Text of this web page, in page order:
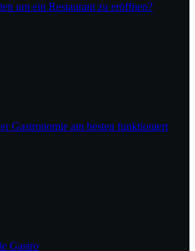
um ein Restaurant zu eröffnen?
Gastronomie am besten funktioniert
Gastro